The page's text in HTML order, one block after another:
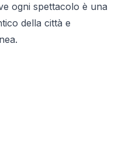
ogni spettacolo è una
della città e